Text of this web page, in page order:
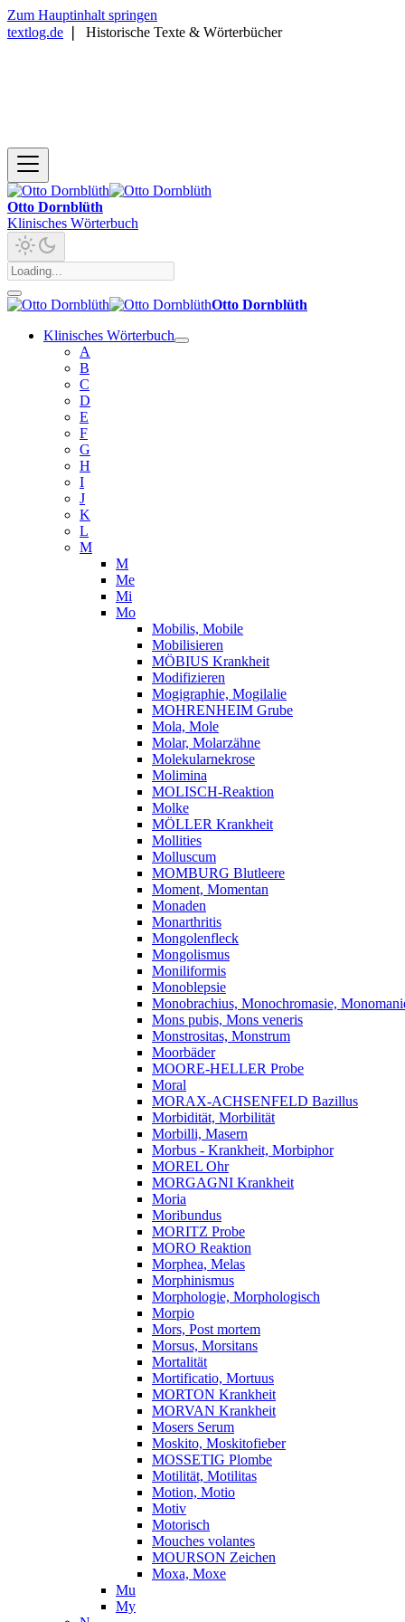
Zum Hauptinhalt springen
textlog.de
Historische Texte & Wörterbücher
Otto Dornblüth
Klinisches Wörterbuch
Otto Dornblüth
Klinisches Wörterbuch
A
B
C
D
E
F
G
H
I
J
K
L
M
M
Me
Mi
Mo
Mobilis, Mobile
Mobilisieren
MÖBIUS Krankheit
Modifizieren
Mogigraphie, Mogilalie
MOHRENHEIM Grube
Mola, Mole
Molar, Molarzähne
Molekularnekrose
Molimina
MOLISCH-Reaktion
Molke
MÖLLER Krankheit
Mollities
Molluscum
MOMBURG Blutleere
Moment, Momentan
Monaden
Monarthritis
Mongolenfleck
Mongolismus
Moniliformis
Monoblepsie
Monobrachius, Monochromasie,
Mons pubis, Mons veneris
Monstrositas, Monstrum
Moorbäder
MOORE-HELLER Probe
Moral
MORAX-ACHSENFELD Bazillus
Morbidität, Morbilität
Morbilli, Masern
Morbus - Krankheit, Morbiphor
MOREL Ohr
MORGAGNI Krankheit
Moria
Moribundus
MORITZ Probe
MORO Reaktion
Morphea, Melas
Morphinismus
Morphologie, Morphologisch
Morpio
Mors, Post mortem
Morsus, Morsitans
Mortalität
Mortificatio, Mortuus
MORTON Krankheit
MORVAN Krankheit
Mosers Serum
Moskito, Moskitofieber
MOSSETIG Plombe
Motilität, Motilitas
Motion, Motio
Motiv
Motorisch
Mouches volantes
MOURSON Zeichen
Moxa, Moxe
Mu
My